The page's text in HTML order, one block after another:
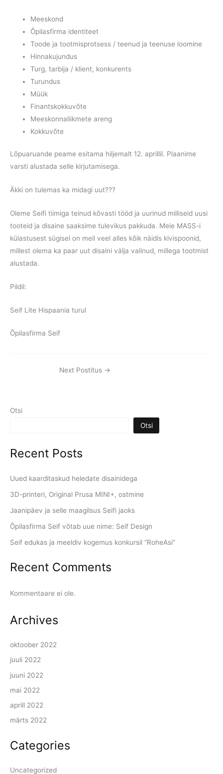
Meeskond
Õpilasfirma identiteet
Toode ja tootmisprotsess / teenud ja teenuse loomine
Hinnakujundus
Turg, tarbija / klient, konkurents
Turundus
Müük
Finantskokkuvõte
Meeskonnaliikmete areng
Kokkuvõte
Lõpuaruande peame esitama hiljemalt 12. aprillil. Plaanime
varsti alustada selle kirjutamisega.
Äkki on tulemas ka midagi uut???
Oleme Seifi tiimiga teinud kõvasti tööd ja uurinud milliseid uusi
tooteid ja disaine saaksime tulevikus pakkuda. Meie MASS-i
külastusest sügisel on meil veel alles kõik näidis kivispoonid,
millest olema ka paar uut disaini välja valinud, millega tootmist
alustada.
Pildil:
Seif Lite Hispaania turul
Õpilasfirma Seif
Next Postitus →
Otsi
Otsi
Recent Posts
Uued kaarditaskud heledate disainidega
3D-printeri, Original Prusa MINI+, ostmine
Jaanipäev ja selle maagilsus Seifi jaoks
Õpilasfirma Seif võtab uue nime: Seif Design
Seif edukas ja meeldiv kogemus konkursil “RoheAsi”
Recent Comments
Kommentaare ei ole.
Archives
oktoober 2022
juuli 2022
juuni 2022
mai 2022
aprill 2022
märts 2022
Categories
Uncategorized